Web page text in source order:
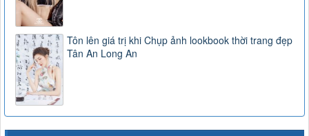
Tôn lên giá trị khi Chụp ảnh lookbook thời trang đẹp
Tân An Long An